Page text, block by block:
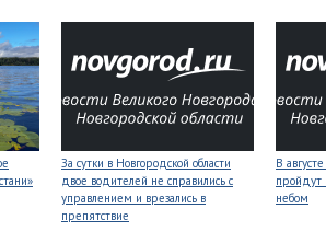
За сутки в Новгородской области
двое водителей не справились с
управлением и врезались в
препятствие
В
небом